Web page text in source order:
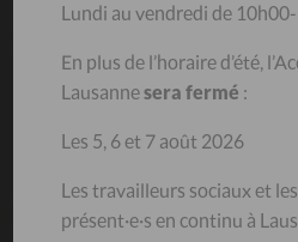
en difficulté et vous donnez une
luttant ainsi contre le gaspillage.
Découvrez nos
Lundi au vendredi de
En plus de l’horaire d’été,
Lausannesera fermé :
Les 5, 6 et 7 août 2026
Les travailleurs sociaux et
présent·e·s en continu à